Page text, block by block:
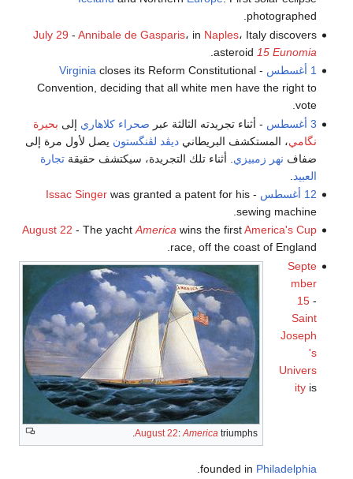
photographed.
July 29 - Annibale de Gasparis، in Naples، Italy discovers
asteroid 15 Eunomia
1 أغسطس
-
Virginia closes its Reform Constitutional
Convention, deciding that all white men have the right to
vote.
3 أغسطس
- أثناء تجريدته الثالثة عبر صحراء كلاهاري إلى بحيرة
نگامي، المستكشف البريطانيديڤد لڤنگستون يصل لأول مرة إلى
ضفاف نهر زمبيزي . أثناء تلك التجريدة، سيكتشف حقيقةتجارة
العبيد
12 أغسطس
-
Issac Singerwas granted a patent for his
sewing machine.
August 22 - The yachtAmericawins the firstAmerica's Cup
race, off the coast of England.
August 22:America triumphs.
Septe
mber
15-
Saint
Joseph
's
Univers
ityis
founded in Philadelphia
.